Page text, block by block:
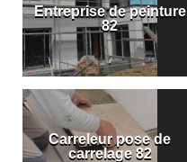
Entreprise de peinture
82
Carreleur pose de
carrelage 82